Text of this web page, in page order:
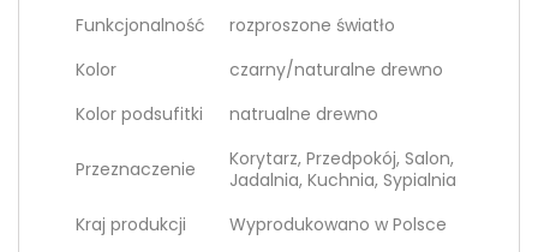
Funkcjonalność
rozproszone światło
Kolor
czarny/naturalne drewno
Kolor podsufitki
natrualne drewno
Przeznaczenie
Korytarz, Przedpokój, Salon,
Jadalnia, Kuchnia, Sypialnia
Kraj produkcji
Wyprodukowano w Polsce